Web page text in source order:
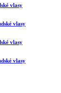
vlasy
vlasy
vlasy
vlasy